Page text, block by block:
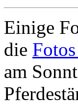
Einige
die
am